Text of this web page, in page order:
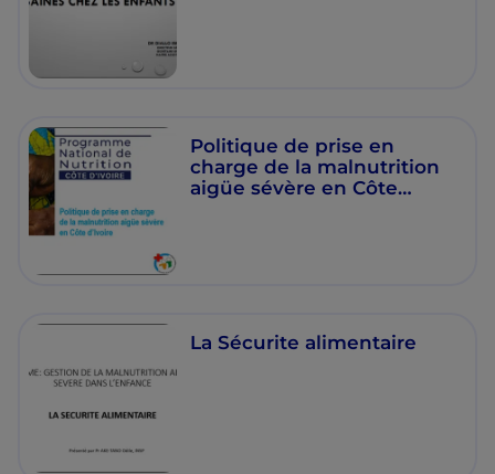
Politique de prise en
charge de la malnutrition
aigüe sévère en Côte
La Sécurite alimentaire